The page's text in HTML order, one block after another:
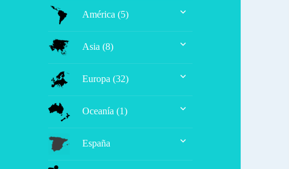
América (5)
Asia (8)
Europa (32)
Oceanía (1)
España